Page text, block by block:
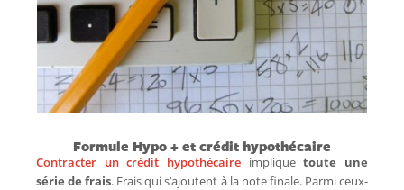
Formule Hypo + et crédit hypothécaire
Contracter un crédit hypothécaire impliquetoute une
série de frais. Frais qui s’ajoutent à la note finale. Parmi ceux-